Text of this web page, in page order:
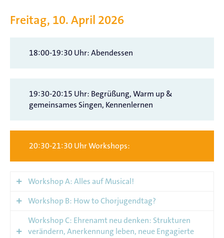
Freitag, 10. April 2026
18:00-19:30 Uhr: Abendessen
19:30-20:15 Uhr: Begrüßung, Warm up &
gemeinsames Singen, Kennenlernen
20:30-21:30 Uhr Workshops:
Workshop A: Alles auf Musical!
In diesem Workshop steht der gemeinsame Musical-
Chorgesang im Mittelpunkt. Wir erarbeiten ein
mehrstimmiges Arrangement aus The Greatest
Workshop B: How to Chorjugendtag?
Du bist zum ersten Mal beim Chorjugendtag und
Workshop C: Ehrenamt neu denken: Strukturen
verändern, Anerkennung leben, neue Engagierte